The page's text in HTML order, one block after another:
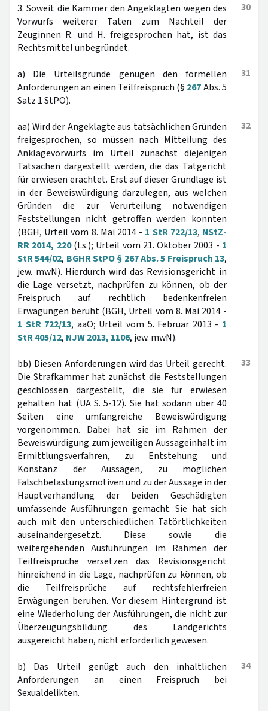
30
3. Soweit die Kammer den Angeklagten wegen des
Vorwurfs weiterer Taten zum Nachteil der
Zeuginnen R. und H. freigesprochen hat, ist das
Rechtsmittel unbegründet.
31
a) Die Urteilsgründe genügen den formellen
Anforderungen an einen Teilfreispruch (§ 267Abs. 5
Satz 1 StPO).
32
aa) Wird der Angeklagte aus tatsächlichen Gründen
freigesprochen, so müssen nach Mitteilung des
Anklagevorwurfs im Urteil zunächst diejenigen
Tatsachen dargestellt werden, die das Tatgericht
für erwiesen erachtet. Erst auf dieser Grundlage ist
in der Beweiswürdigung darzulegen, aus welchen
Gründen die zur Verurteilung notwendigen
Feststellungen nicht getroffen werden konnten
(BGH, Urteil vom 8. Mai 2014 - 1 StR 722/13, NStZ-
RR 2014, 220(Ls.); Urteil vom 21. Oktober 2003 - 1
StR 544/02, BGHR StPO § 267 Abs. 5 Freispruch 13,
jew. mwN). Hierdurch wird das Revisionsgericht in
die Lage versetzt, nachprüfen zu können, ob der
Freispruch auf rechtlich bedenkenfreien
Erwägungen beruht (BGH, Urteil vom 8. Mai 2014 -
1 StR 722/13, aaO; Urteil vom 5. Februar 2013 - 1
StR 405/12, NJW 2013, 1106, jew. mwN).
33
bb) Diesen Anforderungen wird das Urteil gerecht.
Die Strafkammer hat zunächst die Feststellungen
geschlossen dargestellt, die sie für erwiesen
gehalten hat (UA S. 5-12). Sie hat sodann über 40
Seiten eine umfangreiche Beweiswürdigung
vorgenommen. Dabei hat sie im Rahmen der
Beweiswürdigung zum jeweiligen Aussageinhalt im
Ermittlungsverfahren, zu Entstehung und
Konstanz der Aussagen, zu möglichen
Falschbelastungsmotiven und zu der Aussage in der
Hauptverhandlung der beiden Geschädigten
umfassende Ausführungen gemacht. Sie hat sich
auch mit den unterschiedlichen Tatörtlichkeiten
auseinandergesetzt. Diese sowie die
weitergehenden Ausführungen im Rahmen der
Teilfreisprüche versetzen das Revisionsgericht
hinreichend in die Lage, nachprüfen zu können, ob
die Teilfreisprüche auf rechtsfehlerfreien
Erwägungen beruhen. Vor diesem Hintergrund ist
eine Wiederholung der Ausführungen, die nicht zur
Überzeugungsbildung des Landgerichts
ausgereicht haben, nicht erforderlich gewesen.
34
b) Das Urteil genügt auch den inhaltlichen
Anforderungen an einen Freispruch bei
Sexualdelikten.